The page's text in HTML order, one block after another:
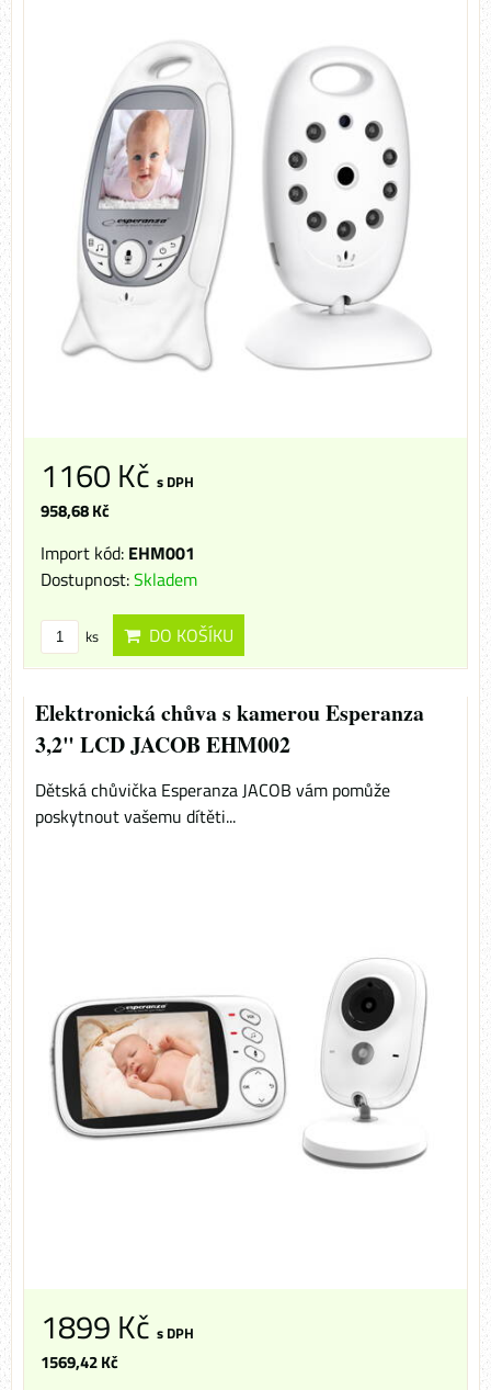
1160 Kč s DPH
958,68 Kč
Import kód: EHM001
Dostupnost:Skladem
ks DO KOŠÍKU
Elektronická chůva s kamerou Esperanza
3,2" LCD JACOB EHM002
Dětská chůvička Esperanza JACOB vám pomůže
poskytnout vašemu dítěti...
1899 Kč s DPH
1569,42 Kč